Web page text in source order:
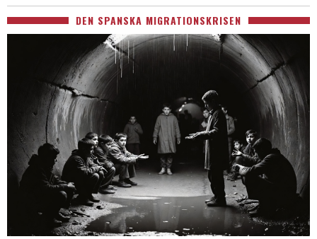
DEN SPANSKA MIGRATIONSKRISEN